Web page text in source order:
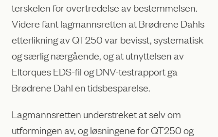
terskelen for overtredelse av bestemmelsen.
Videre fant lagmannsretten at Brødrene Dahls
etterlikning av QT250 var bevisst, systematisk
og særlig nærgående, og at utnyttelsen av
Eltorques EDS-fil og DNV-testrapport ga
Brødrene Dahl en tidsbesparelse.
Lagmannsretten understreket at selv om
utformingen av, og løsningene for QT250 og